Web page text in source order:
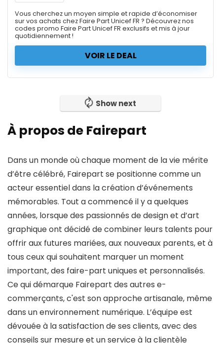
Vous cherchez un moyen simple et rapide d’économiser
sur vos achats chez Faire Part Unicef FR ? Découvrez nos
codes promo Faire Part Unicef FR exclusifs et mis à jour
quotidiennement !
VOIR LE DEAL
Show next
À propos de Fairepart
Dans un monde où chaque moment de la vie mérite
d’être célébré, Fairepart se positionne comme un
acteur essentiel dans la création d’événements
mémorables. Tout a commencé il y a quelques
années, lorsque des passionnés de design et d’art
graphique ont décidé de combiner leurs talents pour
offrir aux futures mariées, aux nouveaux parents, et à
tous ceux qui souhaitent marquer un moment
important, des faire-part uniques et personnalisés.
Ce qui démarque Fairepart des autres e-
commerçants, c'est son approche artisanale, même
dans un environnement numérique. L’équipe est
dévouée à la satisfaction de ses clients, avec des
conseils sur mesure et un service à la clientèle